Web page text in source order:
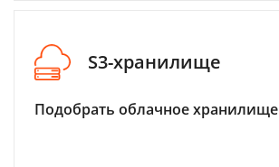
S3-хранилище
Подобрать облачное хранилище